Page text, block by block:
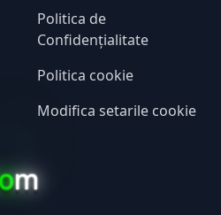
Politica de
Confidențialitate
Politica cookie
Modifica setarile cookie
m